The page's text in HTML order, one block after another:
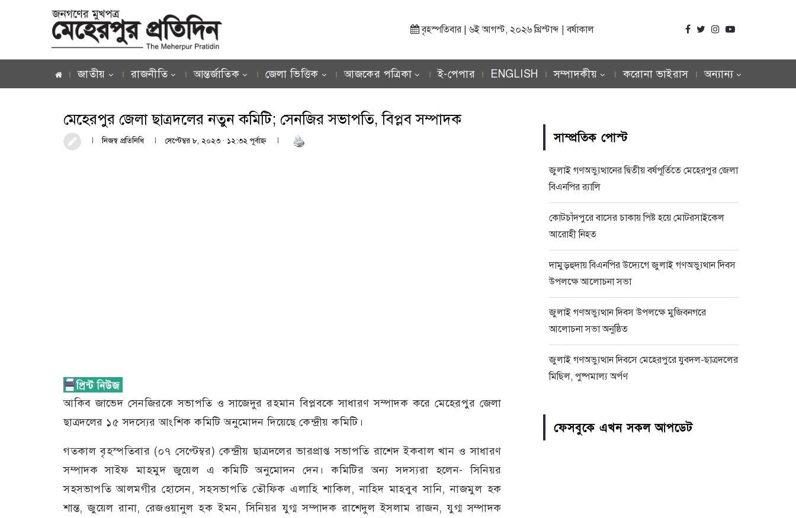
বৃহস্পতিবার | ৬ই আগস্ট, ২০২৬ খ্রিস্টাব্দ | বর্ষাকাল
জাতীয় রাজনীতি আন্তর্জাতিক জেলা ভিত্তিক আজকের পত্রিকা ই-পেপার ENGLISH সম্পাদকীয় করোনা ভাইরাস অন্যান্য
মেহেরপুর জেলা ছাত্রদলের নতুন কমিটি; সেনজির সভাপতি, বিপ্লব সম্পাদক
নিজস্ব প্রতিনিধি সেপ্টেম্বর ৮, ২০২৩ · ১২:৩২ পূর্বাহ্ণ
আকিব জাভেদ সেনজিরকে সভাপতি ও সাজেদুর রহমান বিপ্লবকে সাধারণ সম্পাদক করে মেহেরপুর জেলা
ছাত্রদলের ১৫ সদস্যের আংশিক কমিটি অনুমোদন দিয়েছে কেন্দ্রীয় কমিটি।
গতকাল বৃহস্পতিবার (০৭ সেপ্টেম্বর) কেন্দ্রীয় ছাত্রদলের ভারপ্রাপ্ত সভাপতি রাশেদ ইকবাল খান ও সাধারণ
সম্পাদক সাইফ মাহমুদ জুয়েল এ কমিটি অনুমোদন দেন। কমিটির অন্য সদস্যরা হলেন- সিনিয়র
সহসভাপতি আলমগীর হোসেন, সহসভাপতি তৌফিক এলাহি শাকিল, নাহিদ মাহবুব সানি, নাজমুল হক
শান্ত, জুয়েল রানা, রেজওয়ানুল হক ইমন, সিনিয়র যুগ্ম সম্পাদক রাশেদুল ইসলাম রাজন, যুগ্ম সম্পাদক
সাম্প্রতিক পোস্ট
জুলাই গণঅভ্যুত্থানের দ্বিতীয় বর্ষপূর্তিতে মেহেরপুর জেলা
বিএনপির র‍্যালি
কোটচাঁদপুরে বাসের চাকায় পিষ্ট হয়ে মোটরসাইকেল
আরোহী নিহত
দামুড়হুদায় বিএনপির উদ্যেগে জুলাই গণঅভ্যুথান দিবস
উপলক্ষে আলোচনা সভা
জুলাই গণঅভ্যুত্থান দিবস উপলক্ষে মুজিবনগরে
আলোচনা সভা অনুষ্ঠিত
জুলাই গণঅভ্যুত্থান দিবসে মেহেরপুরে যুবদল-ছাত্রদলের
মিছিল, পুষ্পমাল্য অর্পণ
ফেসবুকে এখন সকল আপডেট